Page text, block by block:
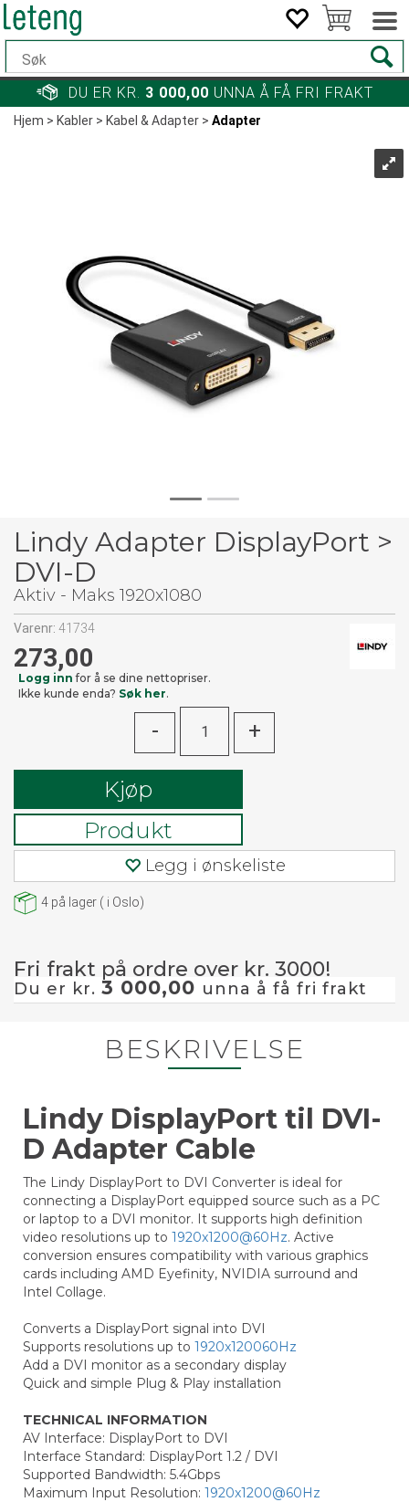
DU ER KR. 3 000,00 UNNA Å FÅ FRI FRAKT
Hjem>Kabler>Kabel & Adapter>Adapter
Lindy Adapter DisplayPort >
DVI-D
Aktiv - Maks 1920x1080
Varenr: 41734
273,00
Logg inn for å se dine nettopriser.
Ikke kunde enda? Søk her.
- +
Kjøp
Produkt
Legg i ønskeliste
4 på lager ( i Oslo)
Fri frakt på ordre over kr. 3000!
Du er kr. 3 000,00 unna å få fri frakt
BESKRIVELSE
Lindy DisplayPort til DVI-
D Adapter Cable
The Lindy DisplayPort to DVI Converter is ideal for
connecting a DisplayPort equipped source such as a PC
or laptop to a DVI monitor. It supports high definition
video resolutions up to 1920x1200@60Hz. Active
conversion ensures compatibility with various graphics
cards including AMD Eyefinity, NVIDIA surround and
Intel Collage.
Converts a DisplayPort signal into DVI
Supports resolutions up to 1920x120060Hz
Add a DVI monitor as a secondary display
Quick and simple Plug & Play installation
TECHNICAL INFORMATION
AV Interface: DisplayPort to DVI
Interface Standard: DisplayPort 1.2 / DVI
Supported Bandwidth: 5.4Gbps
Maximum Input Resolution: 1920x1200@60Hz